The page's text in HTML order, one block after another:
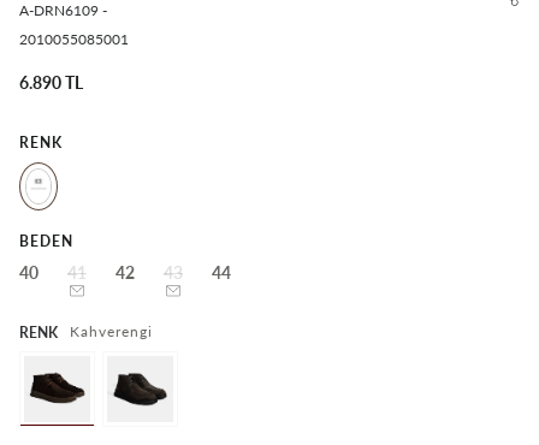
A-DRN6109 -
2010055085001
6.890 TL
RENK
BEDEN
40 41 42 43 44
RENK Kahverengi